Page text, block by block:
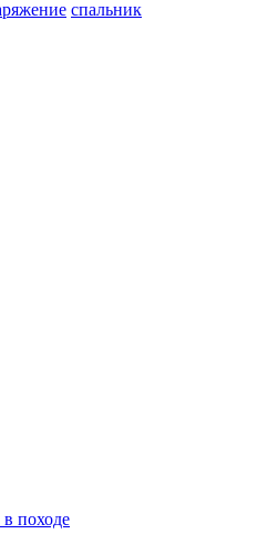
спальник
походе